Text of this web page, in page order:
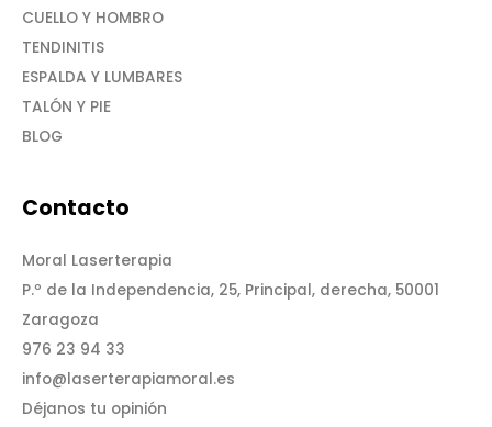
CUELLO Y HOMBRO
TENDINITIS
ESPALDA Y LUMBARES
TALÓN Y PIE
BLOG
Contacto
Moral Laserterapia
P.º de la Independencia, 25, Principal, derecha, 50001
Zaragoza
976 23 94 33
info@laserterapiamoral.es
Déjanos tu opinión